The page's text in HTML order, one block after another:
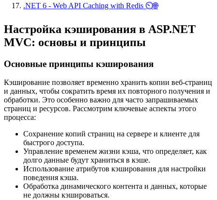
.NET 6 - Web API Caching with Redis ⏲🌐
Настройка кэширования в ASP.NET
MVC: основы и принципы
Основные принципы кэширования
Кэширование позволяет временно хранить копии веб-страниц
и данных, чтобы сократить время их повторного получения и
обработки. Это особенно важно для часто запрашиваемых
страниц и ресурсов. Рассмотрим ключевые аспекты этого
процесса:
Сохранение копий страниц на сервере и клиенте для
быстрого доступа.
Управление временем жизни кэша, что определяет, как
долго данные будут храниться в кэше.
Использование атрибутов кэширования для настройки
поведения кэша.
Обработка динамического контента и данных, которые
не должны кэшироваться.